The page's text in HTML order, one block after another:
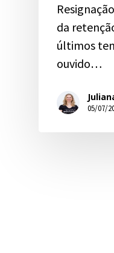
da
últimos
ouvido…
05/07/